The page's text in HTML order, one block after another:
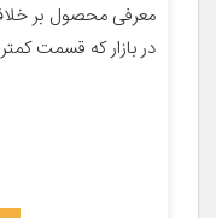
در بازار که قسمت